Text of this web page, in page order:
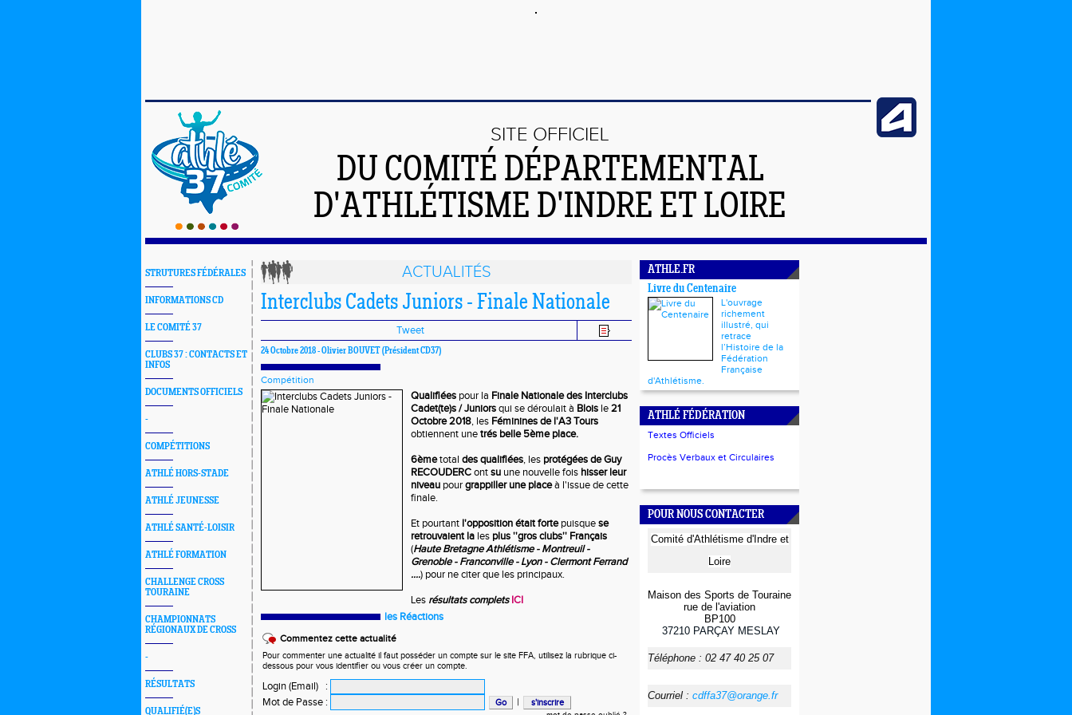
SITE OFFICIEL
DU COMITÉ DÉPARTEMENTAL
D'ATHLÉTISME D'INDRE ET LOIRE
STRUTURES FÉDÉRALES
INFORMATIONS CD
LE COMITÉ 37
CLUBS 37 : CONTACTS ET
INFOS
DOCUMENTS OFFICIELS
-
COMPÉTITIONS
ATHLÉ HORS-STADE
ATHLÉ JEUNESSE
ATHLÉ SANTÉ-LOISIR
ATHLÉ FORMATION
CHALLENGE CROSS
TOURAINE
CHAMPIONNATS
RÉGIONAUX DE CROSS
-
RÉSULTATS
QUALIFIÉ(E)S
ACTUALITÉS
Interclubs Cadets Juniors - Finale Nationale
Tweet
24 Octobre 2018 -Olivier BOUVET(Président CD37)
Compétition
Qualifiées pour la Finale Nationale des Interclubs
Cadet(te)s / Juniorsqui se déroulait à Blois le21
Octobre 2018, les Féminines de l'A3 Tours
obtiennent unetrés belle 5ème place.
6èmetotal des qualifiées, les protégées de Guy
RECOUDERContsu une nouvelle fois hisser leur
niveau pourgrappiller une placeà l'issue de cette
finale.
Et pourtant l'opposition était fortepuisquese
retrouvaient la les plus ''gros clubs'' Français
(Haute Bretagne Athlétisme - Montreuil -
Grenoble - Franconville - Lyon - Clermont Ferrand
....) pour ne citer que les principaux.
Les résultats complets ICI
les Réactions
Commentez cette actualité
Pour commenter une actualité il faut posséder un compte sur le site FFA, utilisez la rubrique ci-
dessous pour vous identifier ou vous créer un compte.
Login (Email)
:
Mot de Passe : |
ATHLE.FR
Livre du Centenaire
L'ouvrage
richement
illustré, qui
retrace
l’Histoire de la
Fédération
Française
d'Athlétisme.
ATHLÉ FÉDÉRATION
Textes Officiels
Procès Verbaux et Circulaires
POUR NOUS CONTACTER
Comité d'Athlétisme d'Indre et
Loire
Maison des Sports de Touraine
rue de l'aviation
BP100
37210 PARÇAY MESLAY
Téléphone : 02 47 40 25 07
Courriel : cdffa37@orange.fr